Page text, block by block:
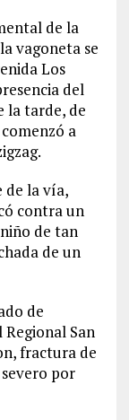
de la
vagoneta se
Los
del
la tarde, de
a
de la vía,
contra un
de tan
de un
de
San
fractura de
por